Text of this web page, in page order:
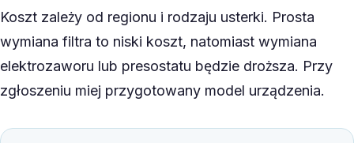
Koszt zależy od regionu i rodzaju usterki. Prosta
wymiana filtra to niski koszt, natomiast wymiana
elektrozaworu lub presostatu będzie droższa. Przy
zgłoszeniu miej przygotowany model urządzenia.